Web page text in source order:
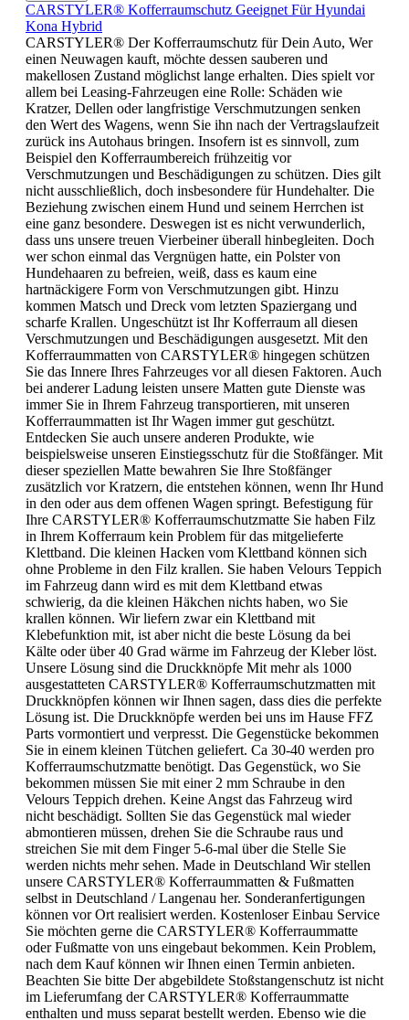
CARSTYLER® Kofferraumschutz Geeignet Für Hyundai
Kona Hybrid
CARSTYLER® Der Kofferraumschutz für Dein Auto, Wer
einen Neuwagen kauft, möchte dessen sauberen und
makellosen Zustand möglichst lange erhalten. Dies spielt vor
allem bei Leasing-Fahrzeugen eine Rolle: Schäden wie
Kratzer, Dellen oder langfristige Verschmutzungen senken
den Wert des Wagens, wenn Sie ihn nach der Vertragslaufzeit
zurück ins Autohaus bringen. Insofern ist es sinnvoll, zum
Beispiel den Kofferraumbereich frühzeitig vor
Verschmutzungen und Beschädigungen zu schützen. Dies gilt
nicht ausschließlich, doch insbesondere für Hundehalter. Die
Beziehung zwischen einem Hund und seinem Herrchen ist
eine ganz besondere. Deswegen ist es nicht verwunderlich,
dass uns unsere treuen Vierbeiner überall hinbegleiten. Doch
wer schon einmal das Vergnügen hatte, ein Polster von
Hundehaaren zu befreien, weiß, dass es kaum eine
hartnäckigere Form von Verschmutzungen gibt. Hinzu
kommen Matsch und Dreck vom letzten Spaziergang und
scharfe Krallen. Ungeschützt ist Ihr Kofferraum all diesen
Verschmutzungen und Beschädigungen ausgesetzt. Mit den
Kofferraummatten von CARSTYLER® hingegen schützen
Sie das Innere Ihres Fahrzeuges vor all diesen Faktoren. Auch
bei anderer Ladung leisten unsere Matten gute Dienste was
immer Sie in Ihrem Fahrzeug transportieren, mit unseren
Kofferraummatten ist Ihr Wagen immer gut geschützt.
Entdecken Sie auch unsere anderen Produkte, wie
beispielsweise unseren Einstiegsschutz für die Stoßfänger. Mit
dieser speziellen Matte bewahren Sie Ihre Stoßfänger
zusätzlich vor Kratzern, die entstehen können, wenn Ihr Hund
in den oder aus dem offenen Wagen springt. Befestigung für
Ihre CARSTYLER® Kofferraumschutzmatte Sie haben Filz
in Ihrem Kofferraum kein Problem für das mitgelieferte
Klettband. Die kleinen Hacken vom Klettband können sich
ohne Probleme in den Filz krallen. Sie haben Velours Teppich
im Fahrzeug dann wird es mit dem Klettband etwas
schwierig, da die kleinen Häkchen nichts haben, wo Sie
krallen können. Wir liefern zwar ein Klettband mit
Klebefunktion mit, ist aber nicht die beste Lösung da bei
Kälte oder über 40 Grad wärme im Fahrzeug der Kleber löst.
Unsere Lösung sind die Druckknöpfe Mit mehr als 1000
ausgestatteten CARSTYLER® Kofferraumschutzmatten mit
Druckknöpfen können wir Ihnen sagen, dass dies die perfekte
Lösung ist. Die Druckknöpfe werden bei uns im Hause FFZ
Parts vormontiert und verpresst. Die Gegenstücke bekommen
Sie in einem kleinen Tütchen geliefert. Ca 30-40 werden pro
Kofferraumschutzmatte benötigt. Das Gegenstück, wo Sie
bekommen müssen Sie mit einer 2 mm Schraube in den
Velours Teppich drehen. Keine Angst das Fahrzeug wird
nicht beschädigt. Sollten Sie das Gegenstück mal wieder
abmontieren müssen, drehen Sie die Schraube raus und
streichen Sie mit dem Finger 5-6-mal über die Stelle Sie
werden nichts mehr sehen. Made in Deutschland Wir stellen
unsere CARSTYLER® Kofferraummatten & Fußmatten
selbst in Deutschland / Langenau her. Sonderanfertigungen
können vor Ort realisiert werden. Kostenloser Einbau Service
Sie möchten gerne die CARSTYLER® Kofferraummatte
oder Fußmatte von uns eingebaut bekommen. Kein Problem,
nach dem Kauf können wir Ihnen einen Termin anbieten.
Beachten Sie bitte Der abgebildete Stoßstangenschutz ist nicht
im Lieferumfang der CARSTYLER® Kofferraummatte
enthalten und muss separat bestellt werden. Ebenso wie die